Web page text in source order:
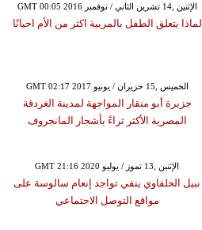
GMT 00:05 2016 الإثنين ,14 تشرين الثاني / نوفمبر
لماذا يتعلق الطفل بالمربية اكثر من الأم احيانًا
GMT 02:17 2017 الخميس ,15 حزيران / يونيو
جزيرة أبو منقار المواجهة لمدينة الغردقة
المصرية الأكثر ثراءً بأشجار المانجروف
GMT 21:16 2020 الإثنين ,13 تموز / يوليو
نبيل الحلفاوي ينفي تواجد إنعام سالوسة على
مواقع التوصل الاجتماعي